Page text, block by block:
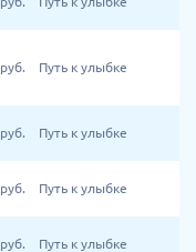
руб. Путь к улыбке
руб. Путь к улыбке
руб. Путь к улыбке
руб. Путь к улыбке